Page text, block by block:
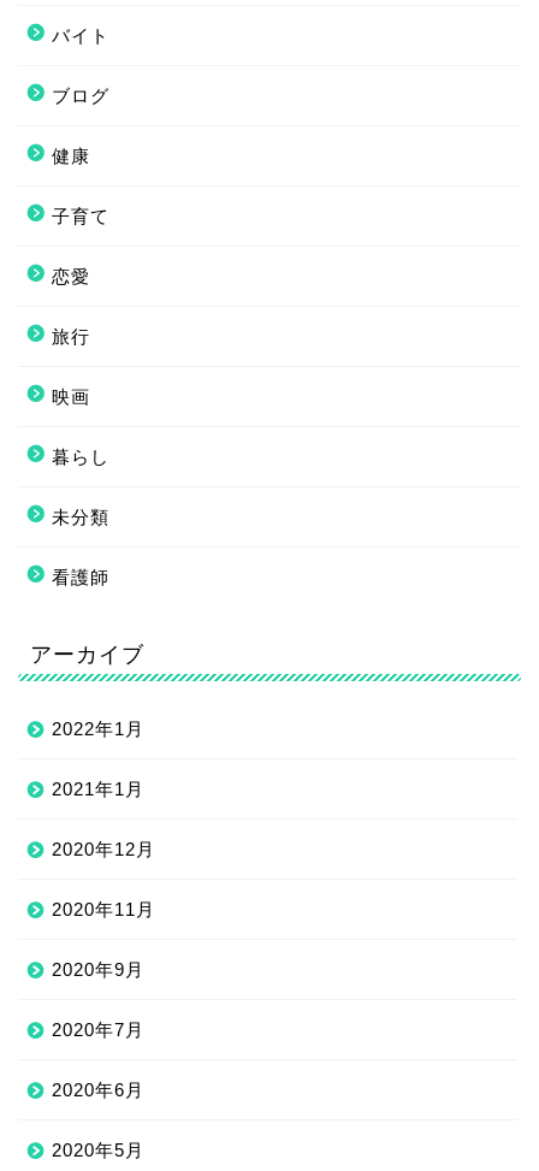
バイト
ブログ
健康
子育て
恋愛
旅行
映画
暮らし
未分類
看護師
アーカイブ
2022年1月
2021年1月
2020年12月
2020年11月
2020年9月
2020年7月
2020年6月
2020年5月